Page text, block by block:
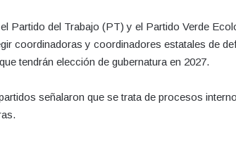
Partido del Trabajo (PT) y el Partido Verde
coordinadoras y coordinadores estatales de
tendrán elección de gubernatura en 2027.
señalaron que se trata de procesos